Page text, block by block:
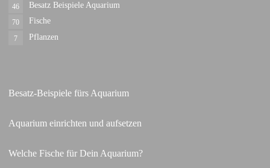
Besatz Beispiele Aquarium
46
Fische
70
Pflanzen
7
Besatz-Beispiele fürs Aquarium
Aquarium einrichten und aufsetzen
Welche Fische für Dein Aquarium?